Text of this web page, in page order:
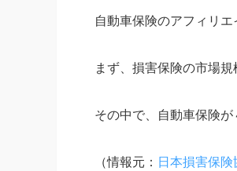
自動車保険のアフィリ
まず、損害保険の市場
その中で、自動車保険
（情報元： 日本損害保険